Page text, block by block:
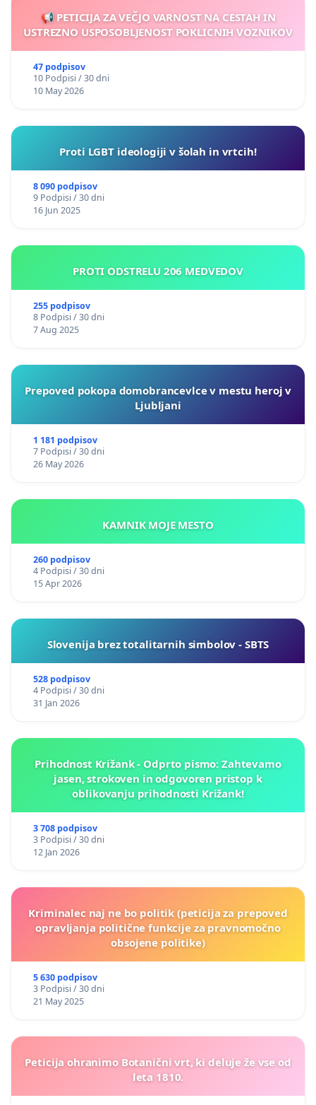
📢 PETICIJA ZA VEČJO VARNOST NA CESTAH IN
USTREZNO USPOSOBLJENOST POKLICNIH VOZNIKOV
47 podpisov
10 Podpisi / 30 dni
10 May 2026
Proti LGBT ideologiji v šolah in vrtcih!
8 090 podpisov
9 Podpisi / 30 dni
16 Jun 2025
PROTI ODSTRELU 206 MEDVEDOV
255 podpisov
8 Podpisi / 30 dni
7 Aug 2025
Prepoved pokopa domobrancevlce v mestu heroj v
Ljubljani
1 181 podpisov
7 Podpisi / 30 dni
26 May 2026
KAMNIK MOJE MESTO
260 podpisov
4 Podpisi / 30 dni
15 Apr 2026
Slovenija brez totalitarnih simbolov - SBTS
528 podpisov
4 Podpisi / 30 dni
31 Jan 2026
Prihodnost Križank - Odprto pismo: Zahtevamo
jasen, strokoven in odgovoren pristop k
oblikovanju prihodnosti Križank!
3 708 podpisov
3 Podpisi / 30 dni
12 Jan 2026
Kriminalec naj ne bo politik (peticija za prepoved
opravljanja politične funkcije za pravnomočno
obsojene politike)
5 630 podpisov
3 Podpisi / 30 dni
21 May 2025
Peticija ohranimo Botanični vrt, ki deluje že vse od
leta 1810.